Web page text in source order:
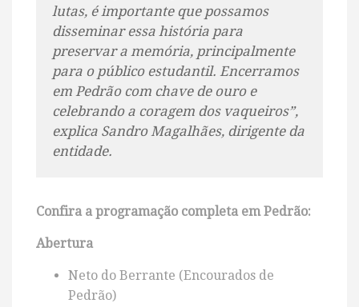
lutas, é importante que possamos
disseminar essa história para
preservar a memória, principalmente
para o público estudantil. Encerramos
em Pedrão com chave de ouro e
celebrando a coragem dos vaqueiros”,
explica Sandro Magalhães, dirigente da
entidade.
Confira a programação completa em Pedrão:
Abertura
Neto do Berrante (Encourados de
Pedrão)